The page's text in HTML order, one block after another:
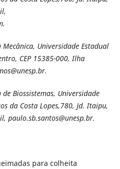
Universidade Estadual
CEP 15385-000, Ilha
Biossistemas, Universidade
da Costa Lopes,780, Jd. Itaipu,
paulo.sb.santos@unesp.br.
para colheita